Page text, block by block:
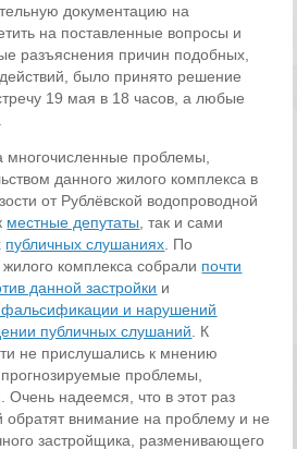
документацию на
на поставленные вопросы и
разъяснения причин подобных,
было принято решение
19 мая в 18 часов, а любые
многочисленные проблемы,
данного жилого комплекса в
от Рублёвской водопроводной
местные депутаты , так и сами
публичных слушаниях . По
жилого комплекса собрали почти
данной застройки и
и нарушений
публичных слушаний . К
не прислушались к мнению
проблемы,
Очень надеемся, что в этот раз
обратят внимание на проблему и не
застройщика, разменивающего